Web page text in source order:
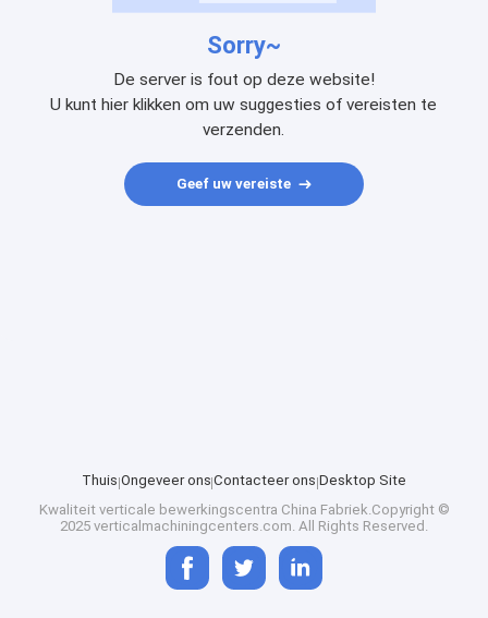
Sorry~
De server is fout op deze website!
U kunt hier klikken om uw suggesties of vereisten te
verzenden.
Geef uw vereiste
Thuis Ongeveer ons Contacteer ons Desktop Site
Kwaliteit verticale bewerkingscentra China Fabriek.Copyright ©
2025 verticalmachiningcenters.com. All Rights Reserved.